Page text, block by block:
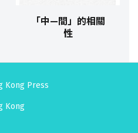
「中—間」的相關
性
Kong Press
Kong